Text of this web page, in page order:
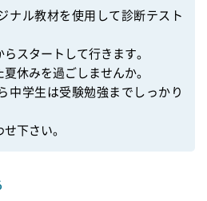
ナル教材を使用して診断テスト
スタートして行きます。
休みを過ごしませんか。
中学生は受験勉強までしっかり
下さい。